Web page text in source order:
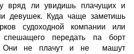
вряд ли увидишь плачущих и
девушек. Куда чаще заметишь
судоходной компании или
спешащего передать па борт
Они не плачут и не машут